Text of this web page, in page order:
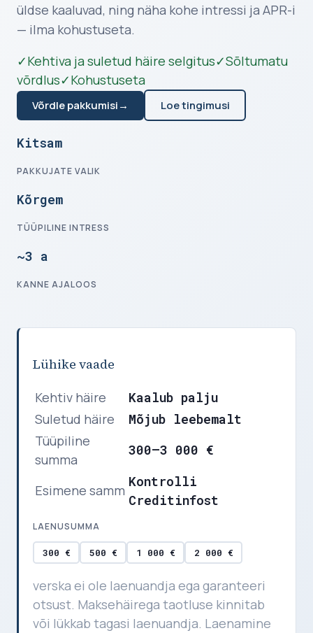
üldse kaaluvad, ning näha kohe intressi ja APR-i
— ilma kohustuseta.
✓Kehtiva ja suletud häire selgitus✓Sõltumatu
võrdlus✓Kohustuseta
Võrdle pakkumisi→ Loe tingimusi
Kitsam
PAKKUJATE VALIK
Kõrgem
TÜÜPILINE INTRESS
~3 a
KANNE AJALOOS
Lühike vaade
Kehtiv häire
Kaalub palju
Suletud häire
Mõjub leebemalt
Tüüpiline
summa
300–3 000 €
Esimene samm
Kontrolli
Creditinfost
LAENUSUMMA
300 € 500 € 1 000 € 2 000 €
verska ei ole laenuandja ega garanteeri
otsust. Maksehäirega taotluse kinnitab
või lükkab tagasi laenuandja. Laenamine